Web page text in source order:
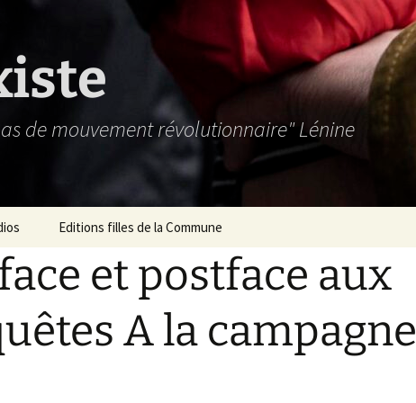
de mouvement révolutionnaire" Lénine
Editions filles de la Commune
et postface aux
A la campagne